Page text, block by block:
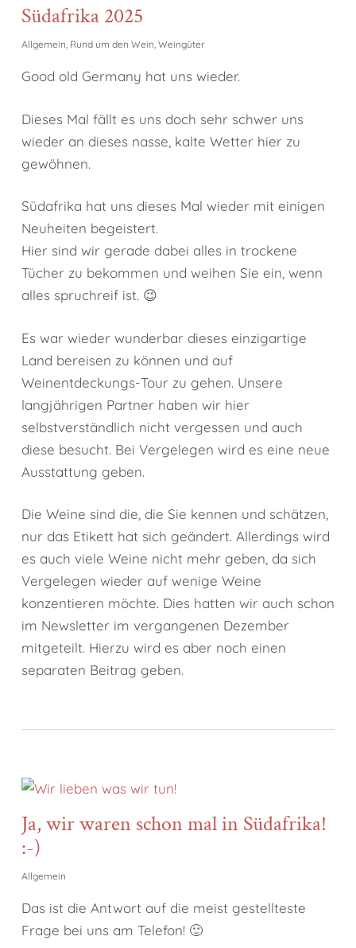
Südafrika 2025
Allgemein, Rund um den Wein, Weingüter
Good old Germany hat uns wieder.
Dieses Mal fällt es uns doch sehr schwer uns
wieder an dieses nasse, kalte Wetter hier zu
gewöhnen.
Südafrika hat uns dieses Mal wieder mit einigen
Neuheiten begeistert.
Hier sind wir gerade dabei alles in trockene
Tücher zu bekommen und weihen Sie ein, wenn
alles spruchreif ist. 😉
Es war wieder wunderbar dieses einzigartige
Land bereisen zu können und auf
Weinentdeckungs-Tour zu gehen. Unsere
langjährigen Partner haben wir hier
selbstverständlich nicht vergessen und auch
diese besucht. Bei Vergelegen wird es eine neue
Ausstattung geben.
Die Weine sind die, die Sie kennen und schätzen,
nur das Etikett hat sich geändert. Allerdings wird
es auch viele Weine nicht mehr geben, da sich
Vergelegen wieder auf wenige Weine
konzentieren möchte. Dies hatten wir auch schon
im Newsletter im vergangenen Dezember
mitgeteilt. Hierzu wird es aber noch einen
separaten Beitrag geben.
Ja, wir waren schon mal in Südafrika!
:-)
Allgemein
Das ist die Antwort auf die meist gestellteste
Frage bei uns am Telefon! 🙂